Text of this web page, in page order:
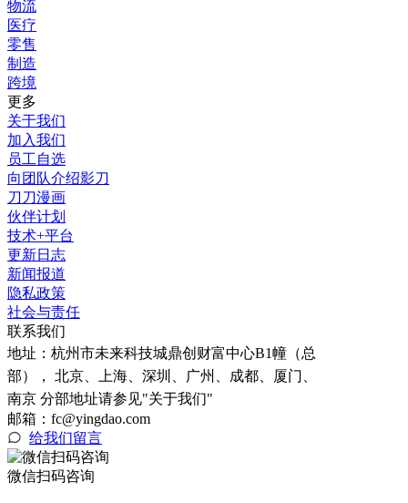
物流
医疗
零售
制造
跨境
更多
关于我们
加入我们
员工自选
向团队介绍影刀
刀刀漫画
伙伴计划
技术+平台
更新日志
新闻报道
隐私政策
社会与责任
联系我们
地址： 杭州市未来科技城鼎创财富中心B1幢（总
部）， 北京、上海、深圳、广州、成都、厦门、
南京 分部地址请参见"关于我们"
邮箱：fc@yingdao.com
给我们留言
微信扫码咨询